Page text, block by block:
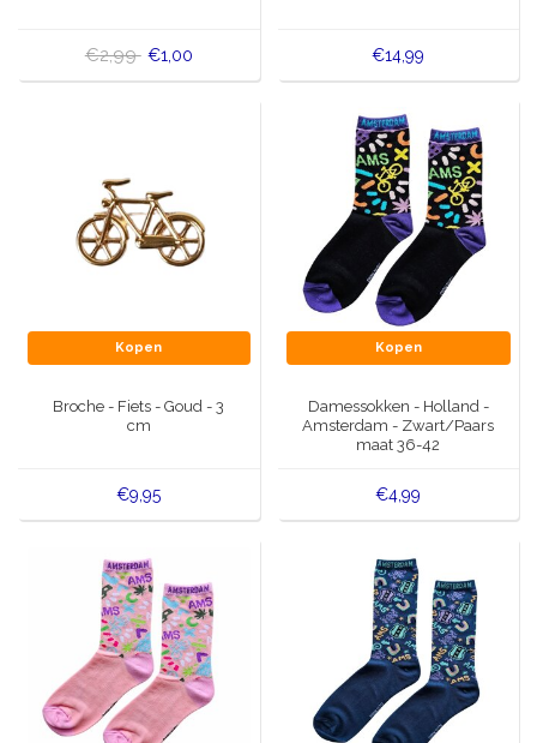
€2,99 €1,00 €14,99
Kopen
Broche - Fiets - Goud - 3
cm
€9,95
Kopen
Damessokken - Holland -
Amsterdam - Zwart/Paars
maat 36-42
€4,99